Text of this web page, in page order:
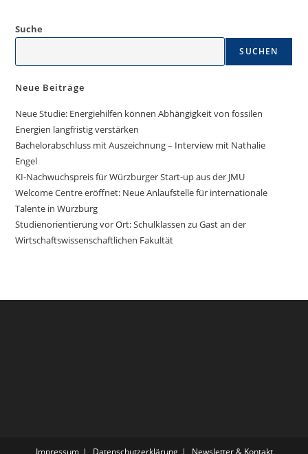
Suche
SUCHEN
Neue Beiträge
Neue Studie: Energiehilfen können Abhängigkeit von fossilen
Energien langfristig verstärken
Bachelorabschluss mit Auszeichnung – Interview mit Nathalie
Engel
KI-Nachwuchspreis für Würzburger Start-up aus der JMU
Welcome Centre eröffnet: Neue Anlaufstelle für internationale
Talente in Würzburg
Studienorientierung vor Ort: Schulklassen zu Gast an der
Wirtschaftswissenschaftlichen Fakultät
Impressum Datenschutzerklärung Newsletter & Kontakt